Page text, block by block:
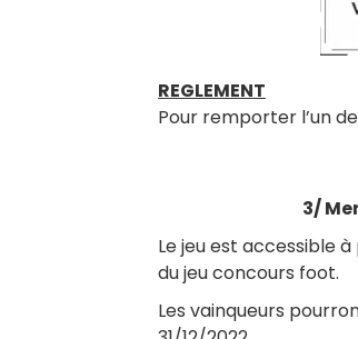
REGLEMENT
Pour remporter l’un
3/
Le jeu est accessible
du jeu concours foot.
Les vainqueurs